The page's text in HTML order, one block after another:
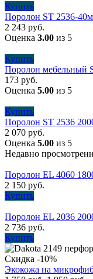
Купить
Поролон ST 2536-
2 243 руб.
Оценка 3.00 из 5
Купить
Поролон мебельный
173 руб.
Оценка 5.00 из 5
Купить
Поролон ST 2536
2 070 руб.
Оценка 5.00 из 5
Недавно
Поролон EL 4060
2 150 руб.
Купить
Поролон EL 2036
2 736 руб.
Купить
Скидка -10%
Экокожа на